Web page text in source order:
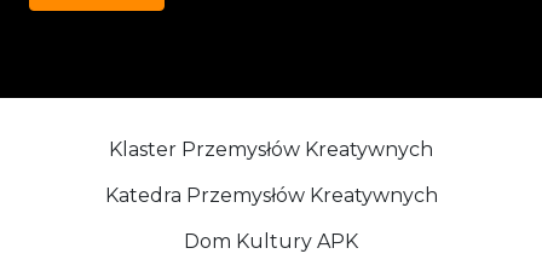
Klaster Przemysłów Kreatywnych
Katedra Przemysłów Kreatywnych
Dom Kultury APK